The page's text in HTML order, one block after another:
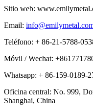
Sitio web:
Email:
Teléfono: + 86-21-5788-
Móvil / Wechat:
Whatsapp: + 86-159-0189-
Oficina central: No. 999,
Shanghai, China